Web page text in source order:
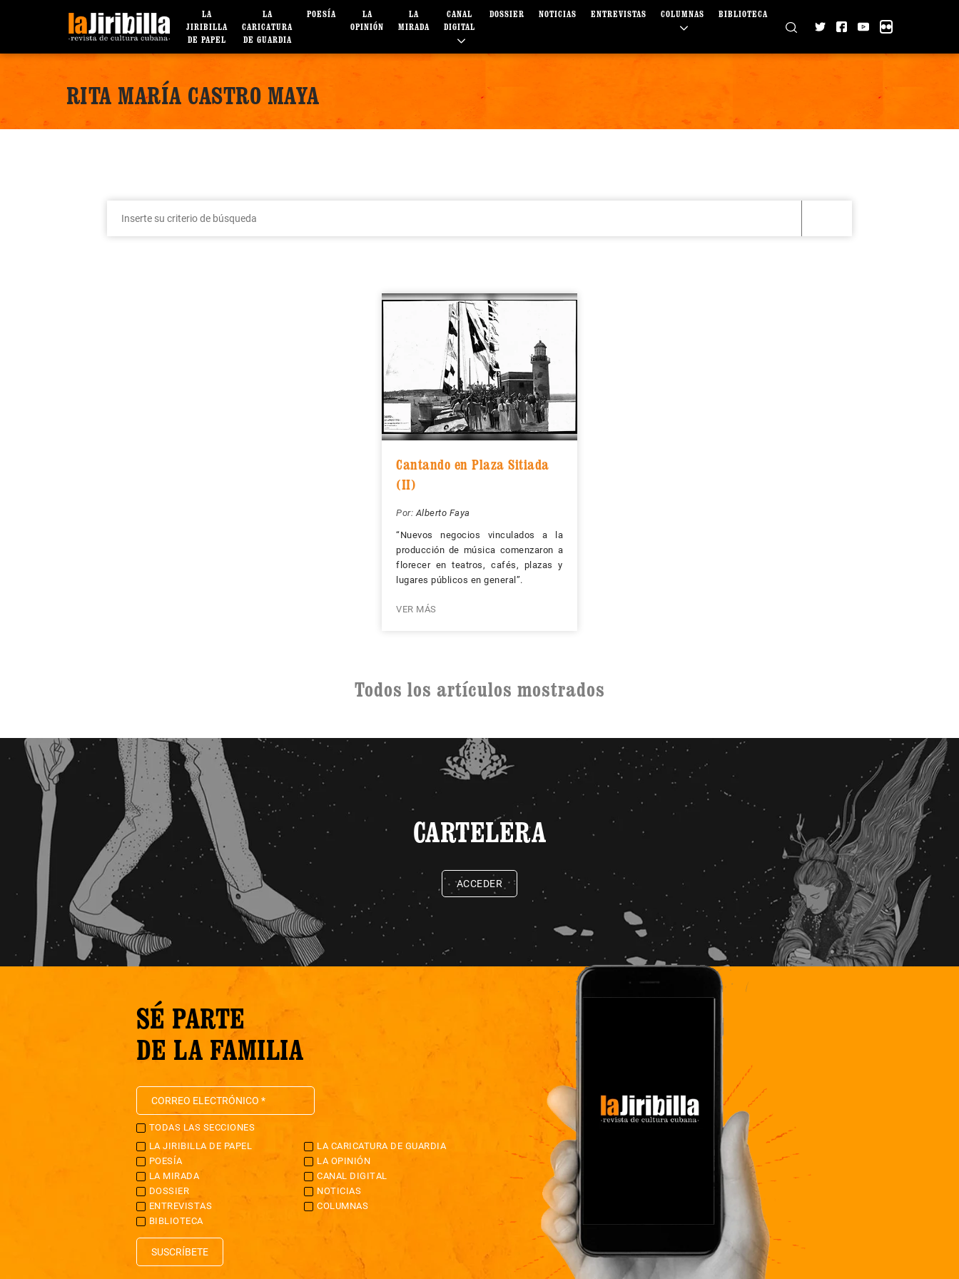
LA
JIRIBILLA
DE PAPEL
LA
CARICATURA
DE GUARDIA
POESÍA
LA
OPINIÓN
LA
MIRADA
CANAL
DIGITAL
DOSSIER NOTICIAS ENTREVISTAS COLUMNAS BIBLIOTECA
RITA MARÍA CASTRO MAYA
Cantando en Plaza Sitiada
(II)
Por:Alberto Faya
“Nuevos negocios vinculados a la
producción de música comenzaron a
florecer en teatros, cafés, plazas y
lugares públicos en general”.
VER MÁS
Todos los artículos mostrados
CARTELERA
ACCEDER
SÉ PARTE
DE LA FAMILIA
TODAS LAS SECCIONES
LA JIRIBILLA DE PAPEL
LA CARICATURA DE GUARDIA
POESÍA
LA OPINIÓN
LA MIRADA
CANAL DIGITAL
DOSSIER
NOTICIAS
ENTREVISTAS
COLUMNAS
BIBLIOTECA
SUSCRÍBETE